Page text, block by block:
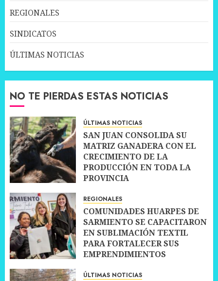
REGIONALES
SINDICATOS
ÚLTIMAS NOTICIAS
NO TE PIERDAS ESTAS NOTICIAS
ÚLTIMAS NOTICIAS
SAN JUAN CONSOLIDA SU
MATRIZ GANADERA CON EL
CRECIMIENTO DE LA
PRODUCCIÓN EN TODA LA
PROVINCIA
REGIONALES
COMUNIDADES HUARPES DE
SARMIENTO SE CAPACITARON
EN SUBLIMACIÓN TEXTIL
PARA FORTALECER SUS
EMPRENDIMIENTOS
ÚLTIMAS NOTICIAS